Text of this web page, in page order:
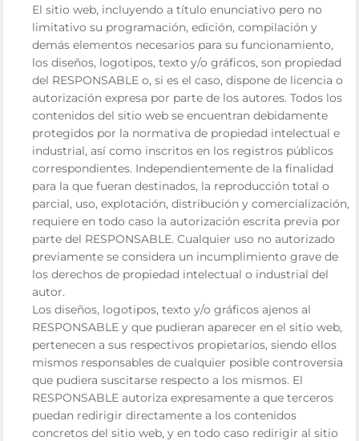
El sitio web, incluyendo a título enunciativo pero no
limitativo su programación, edición, compilación y
demás elementos necesarios para su funcionamiento,
los diseños, logotipos, texto y/o gráficos, son propiedad
del RESPONSABLE o, si es el caso, dispone de licencia o
autorización expresa por parte de los autores. Todos los
contenidos del sitio web se encuentran debidamente
protegidos por la normativa de propiedad intelectual e
industrial, así como inscritos en los registros públicos
correspondientes. Independientemente de la finalidad
para la que fueran destinados, la reproducción total o
parcial, uso, explotación, distribución y comercialización,
requiere en todo caso la autorización escrita previa por
parte del RESPONSABLE. Cualquier uso no autorizado
previamente se considera un incumplimiento grave de
los derechos de propiedad intelectual o industrial del
autor.
Los diseños, logotipos, texto y/o gráficos ajenos al
RESPONSABLE y que pudieran aparecer en el sitio web,
pertenecen a sus respectivos propietarios, siendo ellos
mismos responsables de cualquier posible controversia
que pudiera suscitarse respecto a los mismos. El
RESPONSABLE autoriza expresamente a que terceros
puedan redirigir directamente a los contenidos
concretos del sitio web, y en todo caso redirigir al sitio